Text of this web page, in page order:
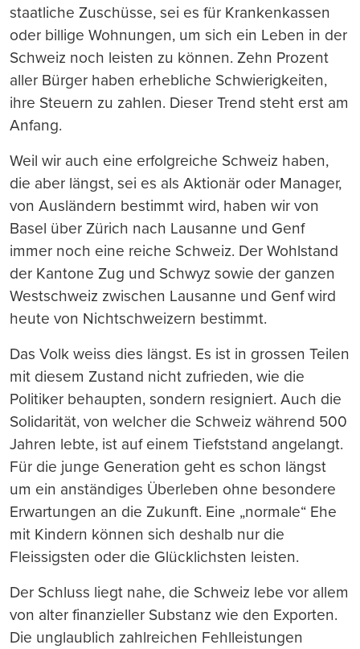
staatliche Zuschüsse, sei es für Krankenkassen
oder billige Wohnungen, um sich ein Leben in der
Schweiz noch leisten zu können. Zehn Prozent
aller Bürger haben erhebliche Schwierigkeiten,
ihre Steuern zu zahlen. Dieser Trend steht erst am
Anfang.
Weil wir auch eine erfolgreiche Schweiz haben,
die aber längst, sei es als Aktionär oder Manager,
von Ausländern bestimmt wird, haben wir von
Basel über Zürich nach Lausanne und Genf
immer noch eine reiche Schweiz. Der Wohlstand
der Kantone Zug und Schwyz sowie der ganzen
Westschweiz zwischen Lausanne und Genf wird
heute von Nichtschweizern bestimmt.
Das Volk weiss dies längst. Es ist in grossen Teilen
mit diesem Zustand nicht zufrieden, wie die
Politiker behaupten, sondern resigniert. Auch die
Solidarität, von welcher die Schweiz während 500
Jahren lebte, ist auf einem Tiefststand angelangt.
Für die junge Generation geht es schon längst
um ein anständiges Überleben ohne besondere
Erwartungen an die Zukunft. Eine „normale“ Ehe
mit Kindern können sich deshalb nur die
Fleissigsten oder die Glücklichsten leisten.
Der Schluss liegt nahe, die Schweiz lebe vor allem
von alter finanzieller Substanz wie den Exporten.
Die unglaublich zahlreichen Fehlleistungen